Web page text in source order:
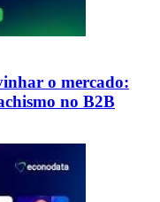
o mercado:
no B2B